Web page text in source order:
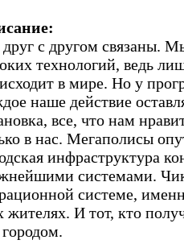
с другом связаны.
технологий, ведь
в мире. Но у
наше действие
все, что нам
в нас. Мегаполисы
инфраструктура
системами.
системе,
жителях. И тот, кто